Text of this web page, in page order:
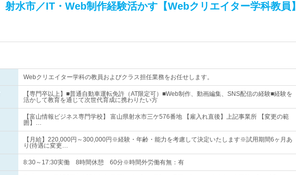
射水市／IT・Web制作経験活かす【Webクリエイター学科教員】
Webクリエイター学科の教員およびクラス担任業務をお任せします。
【専門卒以上】■普通自動車運転免許（AT限定可）■Web制作、動画編集、SNS配信の経験■経験を
活かして教育を通じて次世代育成に携わりたい方
【富山情報ビジネス専門学校】 富山県射水市三ケ576番地 【雇入れ直後】上記事業所 【変更の範
囲】…
【月給】220,000円～300,000円※経験・年齢・能力を考慮して決定いたします※試用期間6ヶ月あ
り(待遇に変更…
8:30～17:30実働 8時間休憩 60分※時間外労働有無：有